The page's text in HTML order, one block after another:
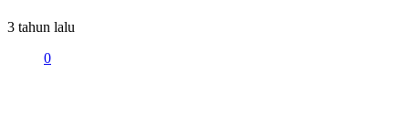
3 tahun lalu
0